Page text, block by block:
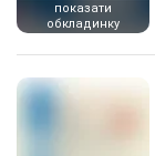
показати
обкладинку